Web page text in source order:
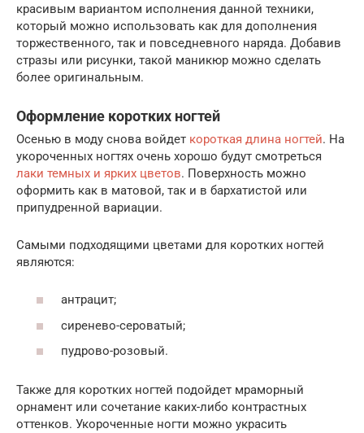
красивым вариантом исполнения данной техники,
который можно использовать как для дополнения
торжественного, так и повседневного наряда. Добавив
стразы или рисунки, такой маникюр можно сделать
более оригинальным.
Оформление коротких ногтей
Осенью в моду снова войдет короткая длина ногтей. На
укороченных ногтях очень хорошо будут смотреться
лаки темных и ярких цветов. Поверхность можно
оформить как в матовой, так и в бархатистой или
припудренной вариации.
Самыми подходящими цветами для коротких ногтей
являются:
антрацит;
сиренево-сероватый;
пудрово-розовый.
Также для коротких ногтей подойдет мраморный
орнамент или сочетание каких-либо контрастных
оттенков. Укороченные ногти можно украсить